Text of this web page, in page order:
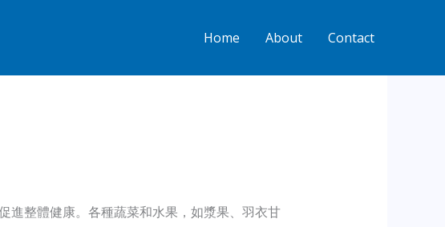
Home About Contact
進整體健康。各種蔬菜和水果，如漿果、羽衣甘